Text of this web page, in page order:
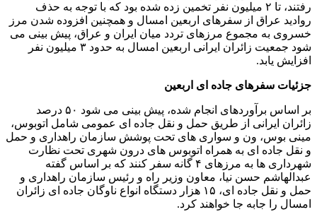
رفتند، تا ۲ میلیون نفر تخمین زده شده بود که با توجه به حذف
روادید عراق از سفرهای اربعین امسال و همچنین افزوده شدن مرز
خسروی به مجموع مرزهای تردد میان ایران و عراق، پیش بینی می
شود جمعیت زائران ایرانی اربعین امسال به حدود ۳ میلیون نفر
افزایش یابد.
جزئیات سفرهای جاده ای اربعین
بر اساس برآوردهای انجام شده، پیش بینی می شود ۵۰ درصد
زائران ایرانی از طریق حمل و نقل جاده ای عمومی شامل اتوبوس،
مینی بوس، ون و سواری های تحت پوشش سازمان راهداری و حمل
و نقل جاده ای به همراه اتوبوس های درون شهری تحت نظارت
شهرداری ها به مرزهای ۴ گانه سفر کنند که بر اساس گفته
عبدالهاشم حسن نیا، معاون وزیر راه و رئیس سازمان راهداری و
حمل و نقل جاده ای، ۱۵ هزار دستگاه انواع ناوگان جاده ای زائران
امسال را جابه جا خواهند کرد.